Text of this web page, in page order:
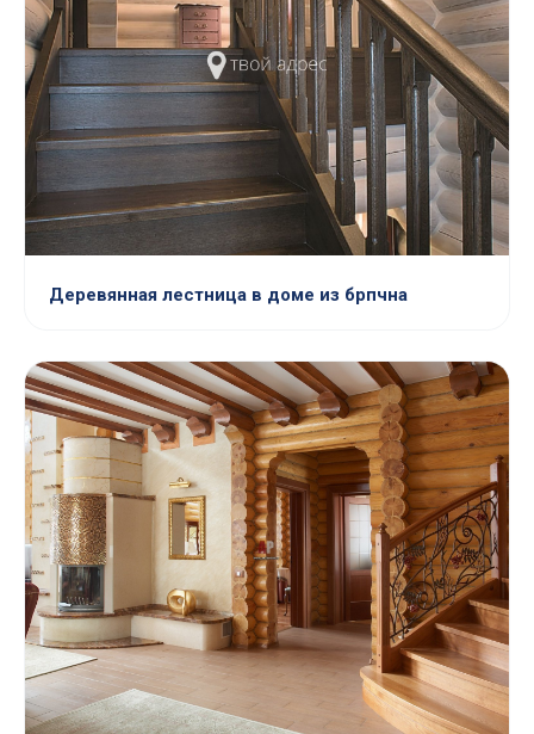
Деревянная лестница в доме из брпчна